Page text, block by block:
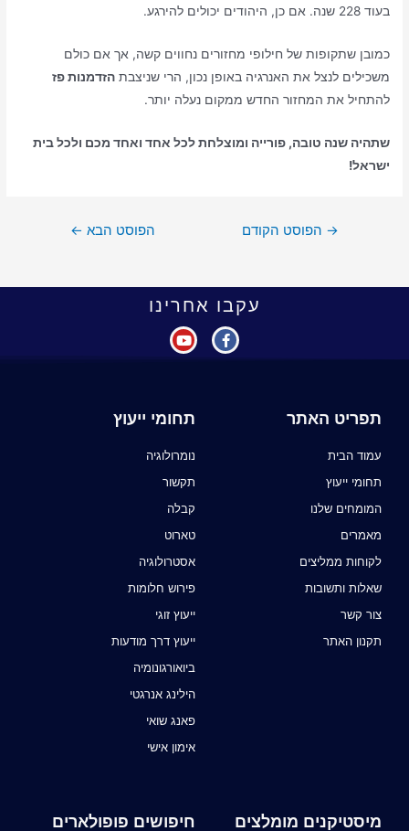
בעוד 228 שנה. אם כן, היהודים יכולים להירגע.
כמובן שתקופות של חילופי מחזורים נחווים קשה, אך אם כולם
משכילים לנצל את האנרגיה באופן נכון, הרי שניצבתהזדמנות פז
להתחיל את המחזור החדש ממקום נעלה יותר.
שתהיה שנה טובה, פורייה ומוצלחת לכל אחד ואחד מכם ולכל בית
ישראל!
→ הפוסט הקודם הפוסט הבא ←
עקבו אחרינו
תפריט האתר
עמוד הבית
תחומי ייעוץ
המומחים שלנו
מאמרים
לקוחות ממליצים
שאלות ותשובות
צור קשר
תקנון האתר
תחומי ייעוץ
נומרולוגיה
תקשור
קבלה
טארוט
אסטרולוגיה
פירוש חלומות
ייעוץ זוגי
ייעוץ דרך מודעות
ביואורגונומיה
הילינג אנרגטי
פאנג שואי
אימון אישי
מיסטיקנים מומלצים
חיפושים פופולארים